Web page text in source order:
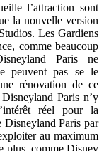
l’attraction sont
la nouvelle version
Les Gardiens
comme beaucoup
Paris ne
peuvent pas se le
rénovation de ce
Paris n’y
réel pour la
Disneyland Paris par
au maximum
plus, comme Disney